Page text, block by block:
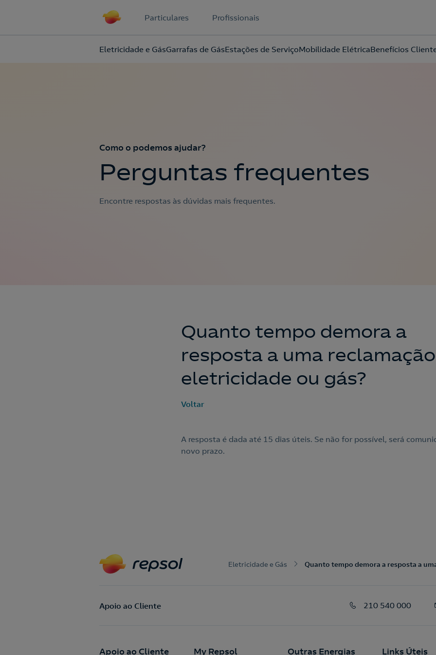
Particulares Profissionais
Eletricidade e GásGarrafas de GásEstações de ServiçoMobilidade ElétricaBenefícios
Acepto la política de protección de datos.
Como o podemos ajudar?
Perguntas frequentes
Encontre respostas às dúvidas mais frequentes.
Quanto tempo demora a
resposta a uma
eletricidade ou gás?
Voltar
A resposta é dada até 15 dias úteis. Se não for possível, será
novo prazo.
Eletricidade e Gás Quanto tempo demora a resposta a
Apoio ao Cliente 210 540 000
Apoio ao Cliente My Repsol Outras Energias Links Úteis